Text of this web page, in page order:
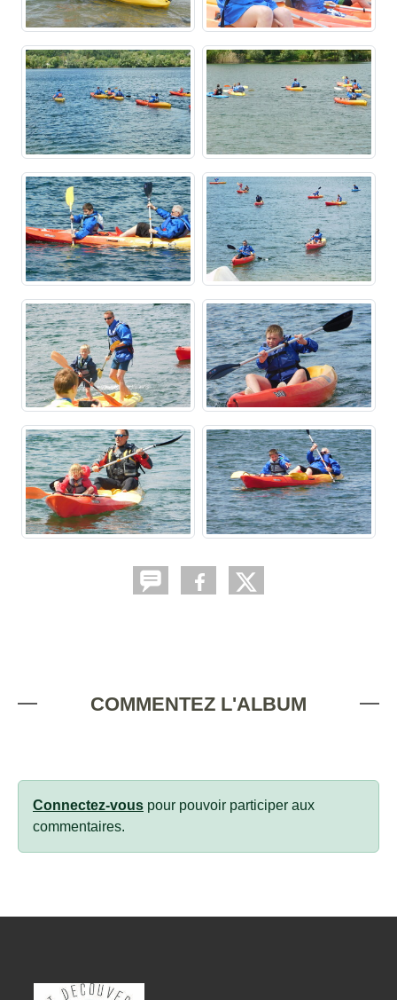
COMMENTEZ L'ALBUM
Connectez-vous pour pouvoir participer aux
commentaires.